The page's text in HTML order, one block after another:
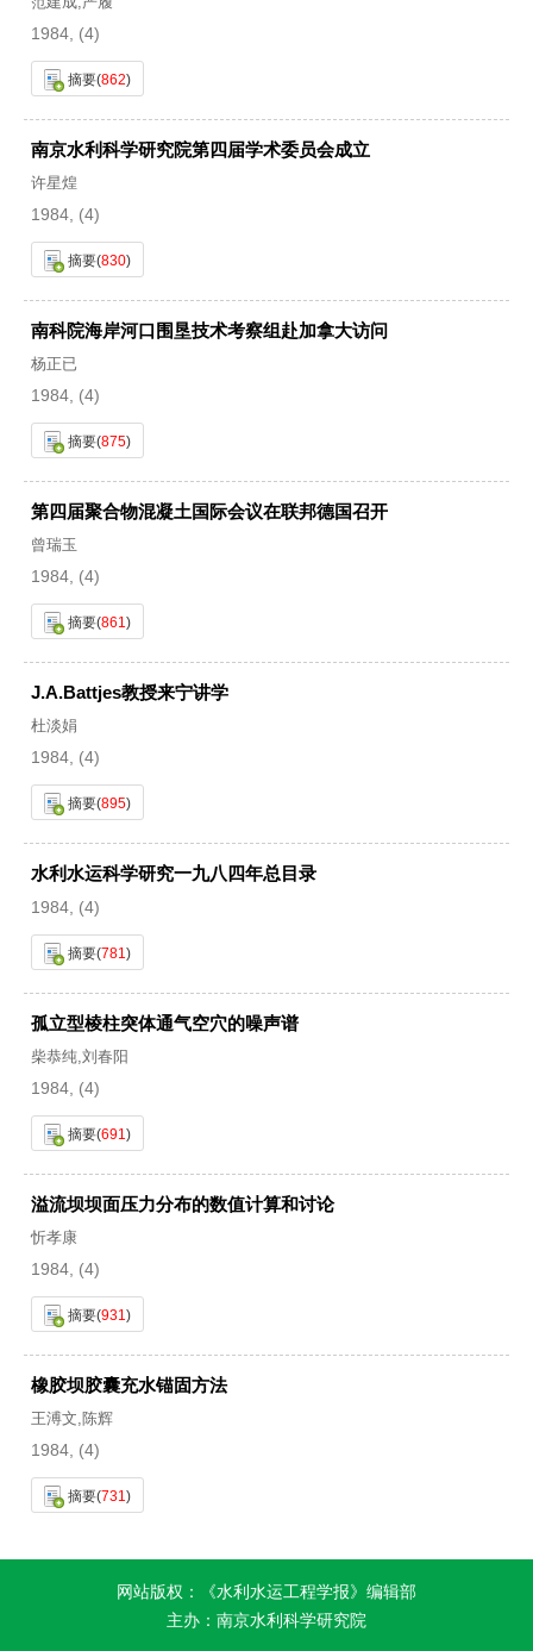
1984, (4)
摘要(862)
南京水利科学研究院第四届学术委员会成立
许星煌
1984, (4)
摘要(830)
南科院海岸河口围垦技术考察组赴加拿大访问
杨正已
1984, (4)
摘要(875)
第四届聚合物混凝土国际会议在联邦德国召开
曾瑞玉
1984, (4)
摘要(861)
J.A.Battjes教授来宁讲学
杜淡娟
1984, (4)
摘要(895)
水利水运科学研究一九八四年总目录
1984, (4)
摘要(781)
孤立型棱柱突体通气空穴的噪声谱
柴恭纯,刘春阳
1984, (4)
摘要(691)
溢流坝坝面压力分布的数值计算和讨论
忻孝康
1984, (4)
摘要(931)
橡胶坝胶囊充水锚固方法
王溥文,陈辉
1984, (4)
摘要(731)
网站版权：《水利水运工程学报》编辑部
主办：南京水利科学研究院